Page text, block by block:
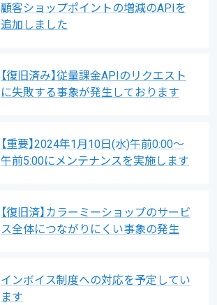
顧客ショップポイントの増減のAPIを
追加しました
【復旧済み】従量課金APIのリクエスト
に失敗する事象が発生しております
【重要】2024年1月10日(水)午前0:00〜
午前5:00にメンテナンスを実施します
【復旧済】カラーミーショップのサービ
ス全体につながりにくい事象の発生
インボイス制度への対応を予定してい
ます